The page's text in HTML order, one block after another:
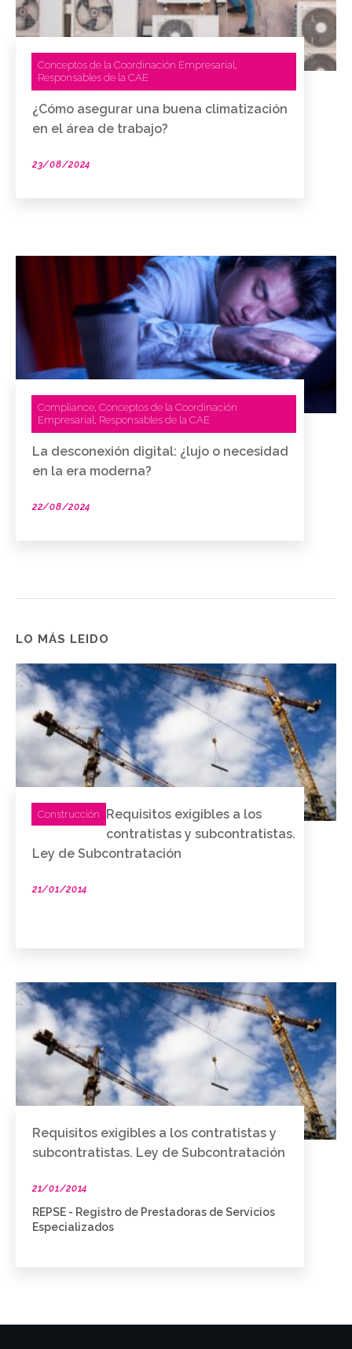
Conceptos de la Coordinación Empresarial,
Responsables de la CAE
¿Cómo asegurar una buena climatización
en el área de trabajo?
23/08/2024
Compliance, Conceptos de la Coordinación
Empresarial, Responsables de la CAE
La desconexión digital: ¿lujo o necesidad
en la era moderna?
22/08/2024
LO MÁS LEIDO
Construcción
Requisitos exigibles a los
contratistas y subcontratistas.
Ley de Subcontratación
21/01/2014
Requisitos exigibles a los contratistas y
subcontratistas. Ley de Subcontratación
21/01/2014
REPSE - Registro de Prestadoras de Servicios
Especializados